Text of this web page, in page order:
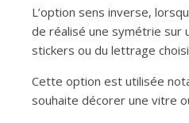
L’option sens inverse,
de réalisé une symétrie sur
stickers ou du lettrage
Cette option est utilisée
souhaite décorer une vitre